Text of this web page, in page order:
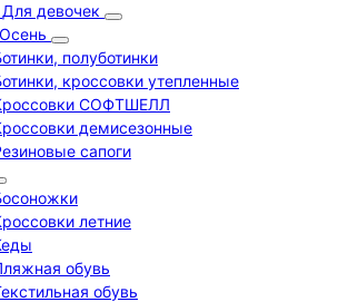
Для девочек
полуботинки
кроссовки утепленные
СОФТШЕЛЛ
демисезонные
сапоги
летние
обувь
обувь